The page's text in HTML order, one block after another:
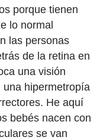
porque tienen
lo normal
las personas
de la retina en
una visión
hipermetropía
He aquí
bebés nacen con
se van